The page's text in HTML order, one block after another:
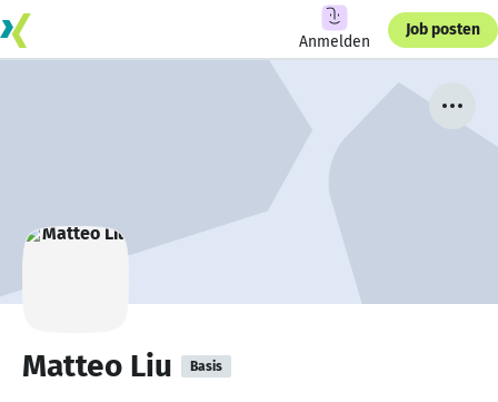
Anmelden
Job posten
Matteo Liu Basis